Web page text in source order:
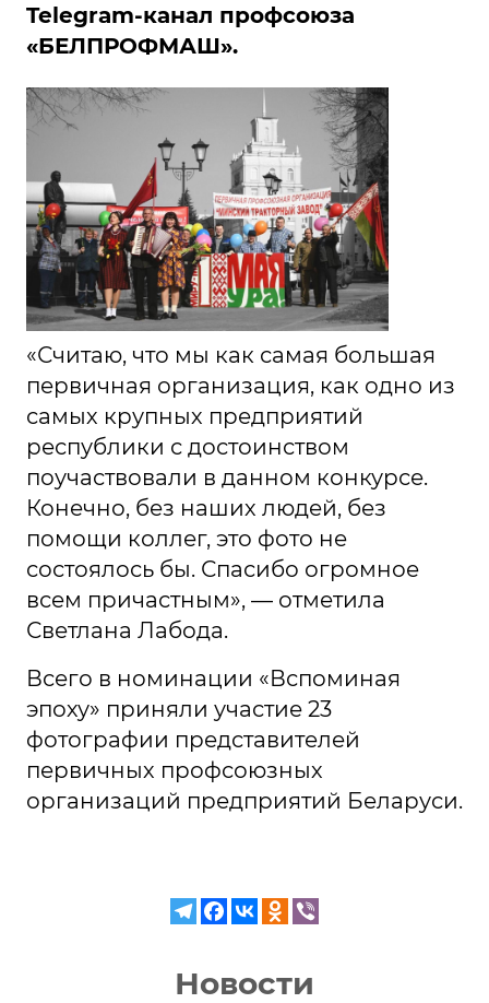
Telegram-канал профсоюза
«БЕЛПРОФМАШ».
«Считаю, что мы как самая большая
первичная организация, как одно из
самых крупных предприятий
республики с достоинством
поучаствовали в данном конкурсе.
Конечно, без наших людей, без
помощи коллег, это фото не
состоялось бы. Спасибо огромное
всем причастным», — отметила
Светлана Лабода.
Всего в номинации «Вспоминая
эпоху» приняли участие 23
фотографии представителей
первичных профсоюзных
организаций предприятий Беларуси.
Новости